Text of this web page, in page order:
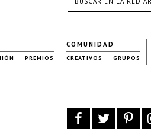
PREMIOS
COMUNIDAD
CREATIVOS GRUPOS